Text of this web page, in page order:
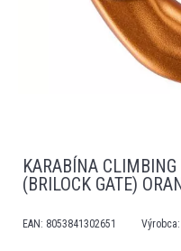
KARABÍNA CLIMBING
(BRILOCK GATE)
EAN: 8053841302651 Výrobca: